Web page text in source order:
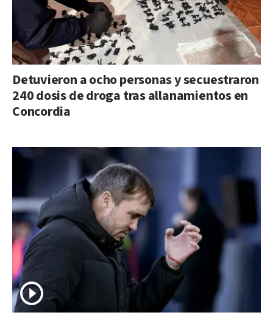
Detuvieron a ocho personas y secuestraron
240 dosis de droga tras allanamientos en
Concordia